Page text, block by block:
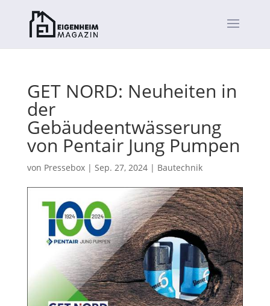
GET NORD: Neuheiten in
der
Gebäudeentwässerung
von Pentair Jung Pumpen
von Pressebox| Sep. 27, 2024| Bautechnik